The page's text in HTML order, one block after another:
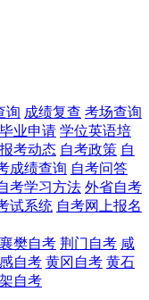
询 成绩复查 考场查询
毕业申请 学位英语培
考动态 自考政策 自
成绩查询 自考问答
考学习方法 外省自考
试系统 自考网上报名
襄樊自考 荆门自考 咸
自考 黄冈自考 黄石
自考